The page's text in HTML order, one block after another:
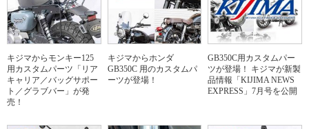
キジマからモンキー125
用カスタムパーツ「リア
キャリア／バッグサポー
ト／グラブバー」が発
売！
キジマからホンダ
GB350C 用のカスタムパ
ーツが登場！
GB350C用カスタムパー
ツが登場！ キジマが新製
品情報「KIJIMA NEWS
EXPRESS」7月号を公開